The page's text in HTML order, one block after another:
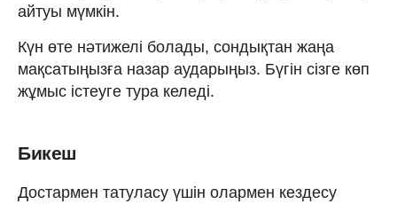
айтуы мүмкін.
Күн өте нәтижелі болады, сондықтан жаңа
мақсатыңызға назар аударыңыз. Бүгін сізге көп
жұмыс істеуге тура келеді.
Бикеш
Достармен татуласу үшін олармен кездесу